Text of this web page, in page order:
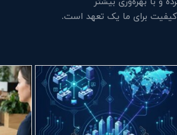
کیفیت برای ما یک تعهد است.